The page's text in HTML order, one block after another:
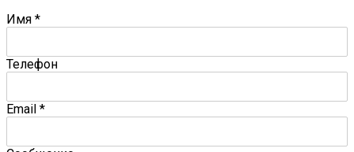
Имя *
Телефон
Email *